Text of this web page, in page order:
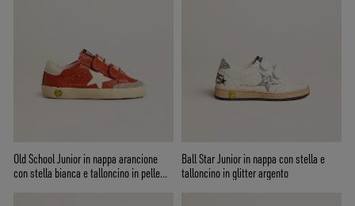
Old School Junior in nappa arancione
con stella bianca e talloncino in pelle
Ball Star Junior in nappa con stella e
talloncino in glitter argento